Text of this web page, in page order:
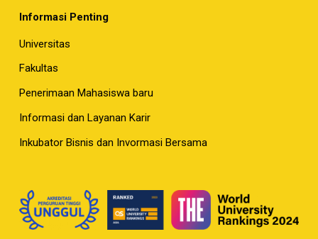
Informasi Penting
Universitas
Fakultas
Penerimaan Mahasiswa baru
Informasi dan Layanan Karir
Inkubator Bisnis dan Invormasi Bersama